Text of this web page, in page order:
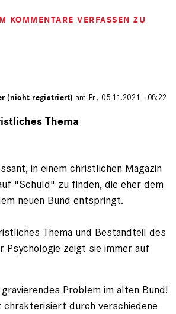
KOMMENTARE VERFASSEN ZU
(nicht registriert) am Fr., 05.11.2021 - 08:22
Thema
in einem christlichen Magazin
"Schuld" zu finden, die eher dem
neuen Bund entspringt.
Thema und Bestandteil des
zeigt sie immer auf
Problem im alten Bund!
chrakterisiert durch verschiedene